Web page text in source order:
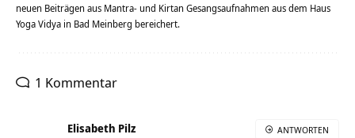
neuen Beiträgen aus Mantra- und Kirtan Gesangsaufnahmen aus dem Haus
Yoga Vidya in Bad Meinberg bereichert.
1 Kommentar
Elisabeth Pilz ANTWORTEN